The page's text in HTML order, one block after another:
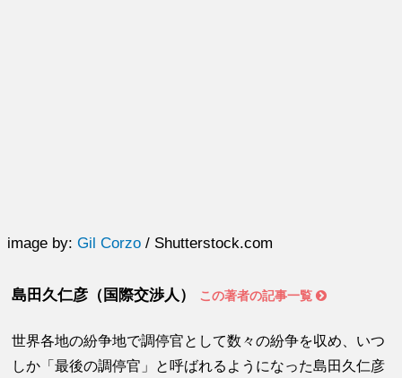
image by:Gil Corzo / Shutterstock.com
島田久仁彦（国際交渉人） この著者の記事一覧
世界各地の紛争地で調停官として数々の紛争を収め、いつ
しか「最後の調停官」と呼ばれるようになった島田久仁彦